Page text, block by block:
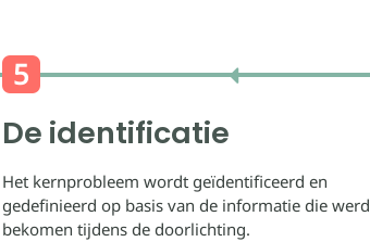
De identificatie
Het kernprobleem wordt geïdentificeerd en
gedefinieerd op basis van de informatie die werd
bekomen tijdens de doorlichting.